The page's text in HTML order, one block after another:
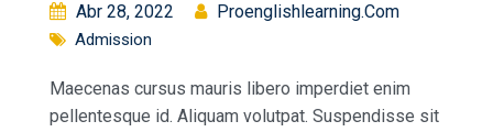
Abr 28, 2022 Proenglishlearning.com
Admission
Maecenas cursus mauris libero imperdiet enim
pellentesque id. Aliquam volutpat. Suspendisse sit